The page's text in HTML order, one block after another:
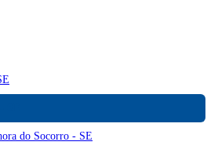
do Socorro - SE